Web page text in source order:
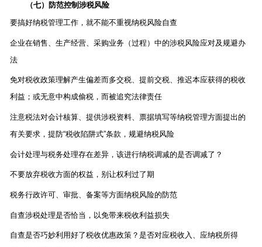
（七）防范控制涉税风险
要搞好纳税管理工作，就不能不重视纳税风险自查
企业在销售、生产经营、采购业务（过程）中的涉税风险应对及规避办
法
免对税收政策理解产生偏差而多交税、提前交税、推迟本应获得的税收
利益；或无意中构成偷税，而被追究法律责任
注意税法对会计核算、提供涉税资料、票据填写等纳税管理方面提出的
有关要求，提防“税收陷阱式”条款，规避纳税风险
会计处理与税务处理存在差异，该进行纳税调减的是否调减了？
不要放弃税收方面的权益，别让权利过了期
税务行政许可、审批、备案等方面纳税风险的防范
自查涉税处理是否恰当，以免带来税收利益损失
自查是否巧妙利用好了税收优惠政策？是否对应税收入、应纳税所得